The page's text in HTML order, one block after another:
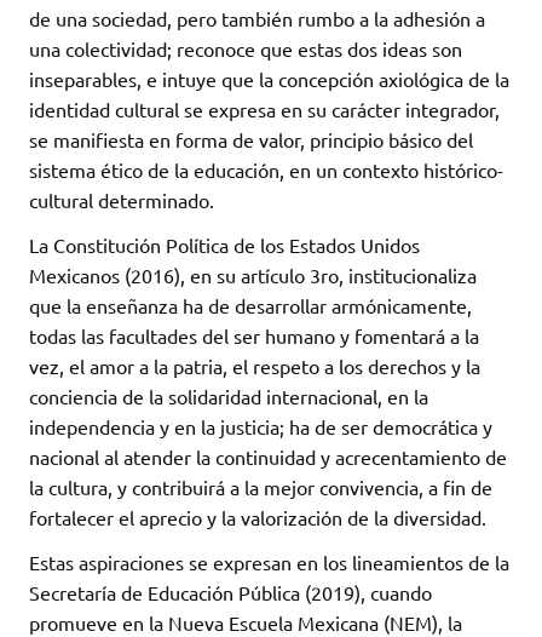
de una sociedad, pero también rumbo a la adhesión a
una colectividad; reconoce que estas dos ideas son
inseparables, e intuye que la concepción axiológica de la
identidad cultural se expresa en su carácter integrador,
se manifiesta en forma de valor, principio básico del
sistema ético de la educación, en un contexto histórico-
cultural determinado.
La Constitución Política de los Estados Unidos
Mexicanos (2016), en su artículo 3ro, institucionaliza
que la enseñanza ha de desarrollar armónicamente,
todas las facultades del ser humano y fomentará a la
vez, el amor a la patria, el respeto a los derechos y la
conciencia de la solidaridad internacional, en la
independencia y en la justicia; ha de ser democrática y
nacional al atender la continuidad y acrecentamiento de
la cultura, y contribuirá a la mejor convivencia, a fin de
fortalecer el aprecio y la valorización de la diversidad.
Estas aspiraciones se expresan en los lineamientos de la
Secretaría de Educación Pública (2019), cuando
promueve en la Nueva Escuela Mexicana (NEM), la